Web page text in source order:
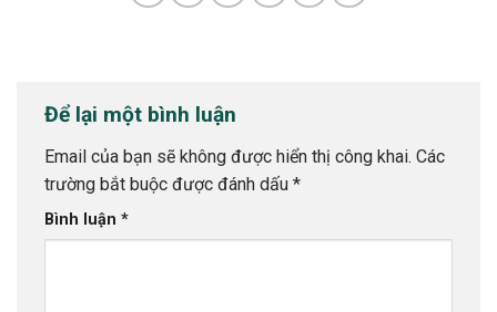
Để lại một bình luận
Email của bạn sẽ không được hiển thị công khai. Các
trường bắt buộc được đánh dấu *
Bình luận *